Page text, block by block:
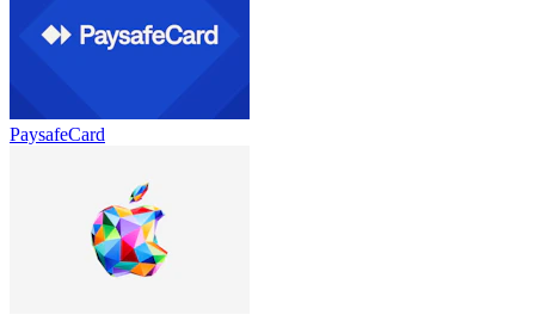
PaysafeCard